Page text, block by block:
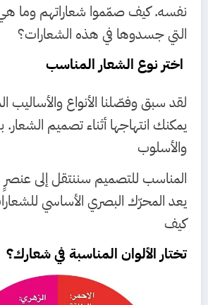
نفسه. كيف صمّموا شعاراتهم وما
التي جسدوها في هذه الشعارات؟
اختر نوع الشعار المناسب
لقد سبق وفصّلنا الأنواع والأساليب
يمكنك انتهاجها أثناء تصميم الشعار.
والأسلوب
المناسب للتصميم سننتقل إلى
يعد المحرّك البصري الأساسي
كيف
تختار الألوان المناسبة في شعارك؟